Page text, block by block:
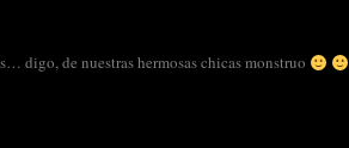
digo, de nuestras hermosas chicas monstruo